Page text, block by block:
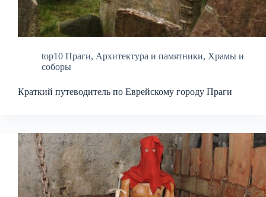
top10 Праги, Архитектура и памятники, Храмы и
соборы
Краткий путеводитель по Еврейскому городу Праги